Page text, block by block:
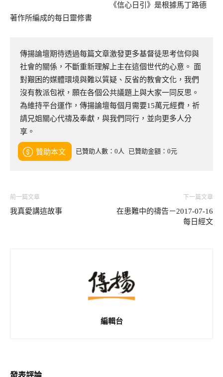
《信心日引》是根據馬丁路德
著作所編成的每日靈修書
傳揚論壇期待透過每篇文章激發更多基督徒思考信仰與
社會的關係，不斷重新理解上主在這個世代的心意。 面
對艱困的媒體環境與難以質疑、反省的教會文化，我們
沒有教派包袱，願在各個公共議題上與大家一同反思。
為維持平台運作，傳揚論壇每個月需要15萬元經費，祈
請兄姐關心代禱及奉獻，與我們同行，並向更多人分
享。
贊助本文 已贊助人數：0人 已贊助金額：0元
前一篇文章
我真愛講這故事
下一篇文章
在患難中的禱告－2017-07-16
每日經文
編輯台
發表評論